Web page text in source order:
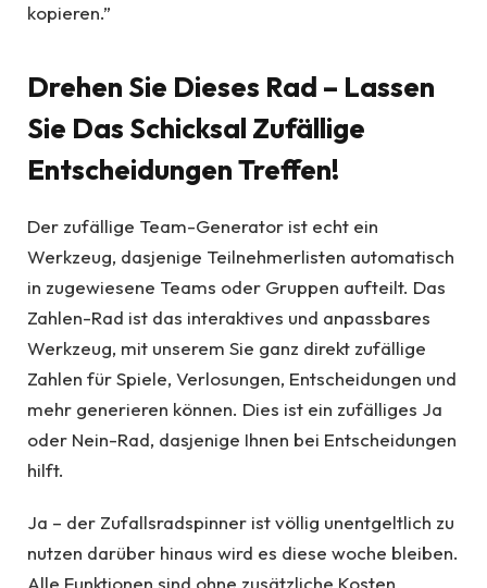
kopieren.”
Drehen Sie Dieses Rad – Lassen
Sie Das Schicksal Zufällige
Entscheidungen Treffen!
Der zufällige Team-Generator ist echt ein
Werkzeug, dasjenige Teilnehmerlisten automatisch
in zugewiesene Teams oder Gruppen aufteilt. Das
Zahlen-Rad ist das interaktives und anpassbares
Werkzeug, mit unserem Sie ganz direkt zufällige
Zahlen für Spiele, Verlosungen, Entscheidungen und
mehr generieren können. Dies ist ein zufälliges Ja
oder Nein-Rad, dasjenige Ihnen bei Entscheidungen
hilft.
Ja – der Zufallsradspinner ist völlig unentgeltlich zu
nutzen darüber hinaus wird es diese woche bleiben.